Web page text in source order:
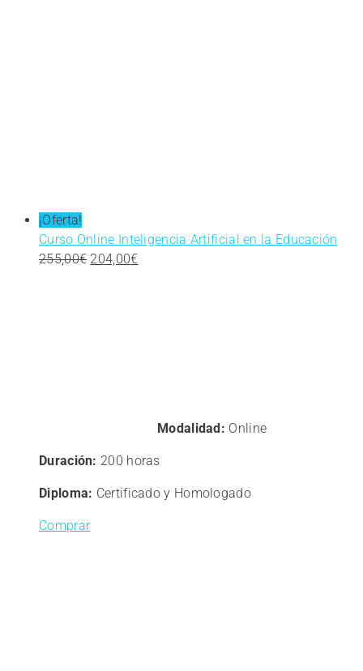
¡Oferta!
Curso Online Inteligencia Artificial en la Educación
255,00€ El
204,00€
Modalidad: Online
Duración: 200 horas
Diploma: Certificado y Homologado
Comprar